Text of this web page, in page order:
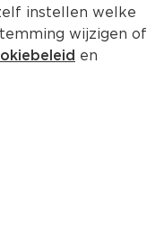
instellen welke
wijzigen of
en